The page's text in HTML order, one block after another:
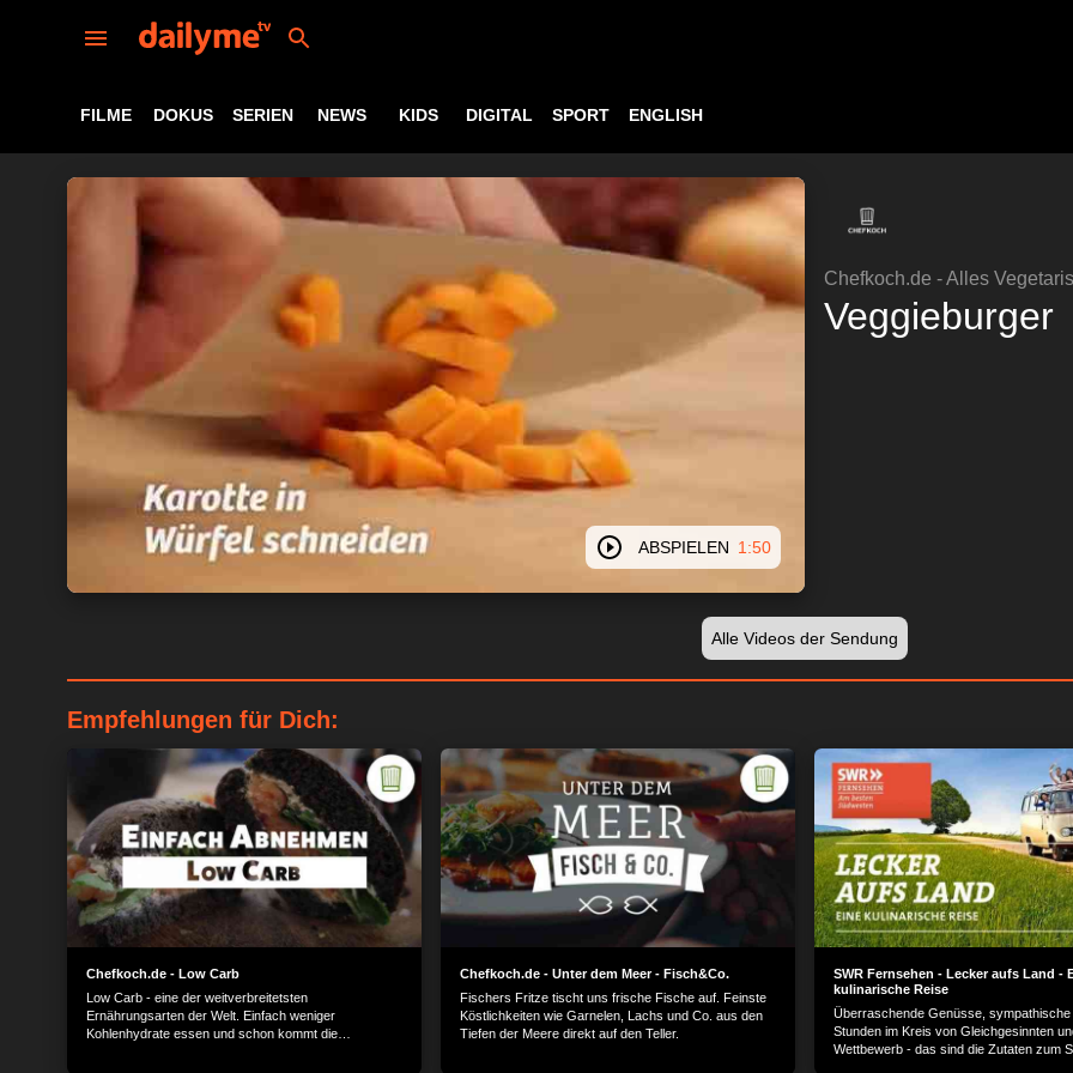
FILME DOKUS SERIEN NEWS KIDS DIGITAL SPORT ENGLISH
ABSPIELEN 1:50
Chefkoch.de - Alles
Veggieburger
Alle Videos der Sendung
Empfehlungen für Dich:
Chefkoch.de - Low Carb
Low Carb - eine der weitverbreitetsten
Ernährungsarten der Welt. Einfach weniger
Kohlenhydrate essen und schon kommt die
Chefkoch.de - Unter dem Meer - Fisch&Co.
Fischers Fritze tischt uns frische Fische auf. Feinste
Köstlichkeiten wie Garnelen, Lachs und Co. aus den
Tiefen der Meere direkt auf den Teller.
SWR Fernsehen - Lecker aufs Land -
kulinarische Reise
Überraschende Genüsse, sympathische
Stunden im Kreis von Gleichgesinnten
Wettbewerb - das sind die Zutaten zum